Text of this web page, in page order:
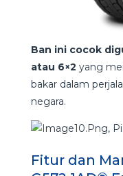
Ban ini cocok
atau 6×2 yang
bakar dalam
negara.
Fitur dan